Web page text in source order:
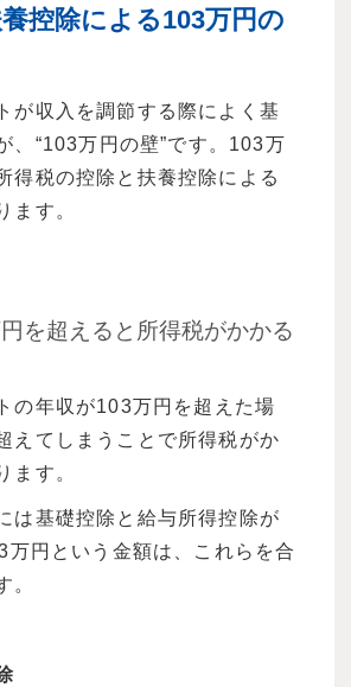
控除による103万円の
が収入を調節する際によく基
、“103万円の壁”です。103万
得税の控除と扶養控除による
ます。
を超えると所得税がかかる
の年収が103万円を超えた場
えてしまうことで所得税がか
ます。
は基礎控除と給与所得控除が
万円という金額は、これらを合
。